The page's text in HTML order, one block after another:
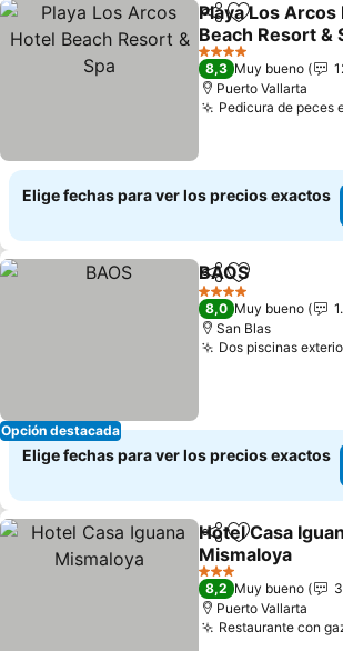
CompartirAgregar a
Playa Los Arcos
Beach Resort &
Ver precios
4 Estrellas
8,3 Muy bueno
Puerto Vallarta
Pedicura de peces
Elige fechas para ver los precios exactos
Opción destacada
CompartirAgregar a
BAOS
4 Estrellas
8,0 Muy bueno
San Blas
Dos piscinas
Elige fechas para ver los precios exactos
CompartirAgregar a
Hotel Casa
Mismaloya
Ver precios
3 Estrellas
8,2 Muy bueno
Puerto Vallarta
Restaurante con